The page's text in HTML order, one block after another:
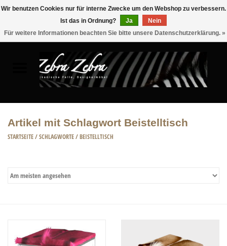
MÖBEL
WOHNACCESSOIRES
Artikel mit Schlagwort Beistelltisch
STARTSEITE/SCHLAGWORTE/BEISTELLTISCH
Wir benutzen Cookies nur für interne Zwecke um den Webshop zu verbessern.
Ist das in Ordnung?
Ja
Nein
Für weitere Informationen beachten Sie bitte unsere Datenschutzerklärung. »